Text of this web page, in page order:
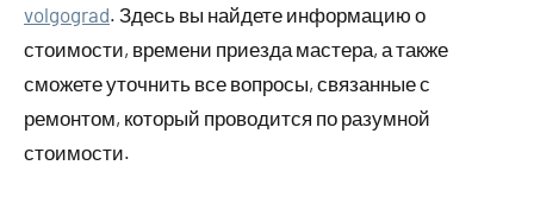
volgograd. Здесь вы найдете информацию о
стоимости, времени приезда мастера, а также
сможете уточнить все вопросы, связанные с
ремонтом, который проводится по разумной
стоимости.